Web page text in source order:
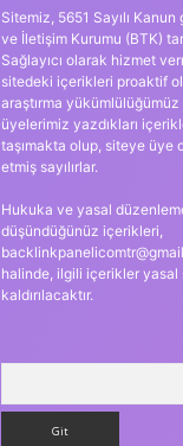
Sitemiz, 5651 Sayılı
ve İletişim Kurumu (BTK)
Sağlayıcı olarak hizmet
sitedeki içerikleri proaktif
araştırma
üyelerimiz yazdıkları
taşımakta olup, siteye üye
etmiş sayılırlar.
Hukuka ve yasal
düşündüğünüz içerikleri,
halinde, ilgili içerikler
kaldırılacaktır.